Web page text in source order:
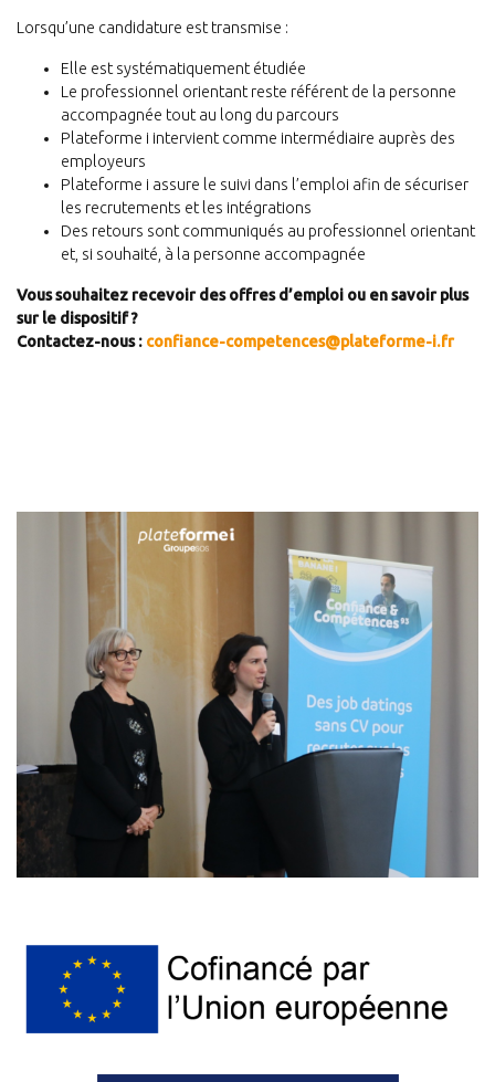
Lorsqu’une candidature est transmise :
Elle est systématiquement étudiée
Le professionnel orientant reste référent de la personne
accompagnée tout au long du parcours
Plateforme i intervient comme intermédiaire auprès des
employeurs
Plateforme i assure le suivi dans l’emploi afin de sécuriser
les recrutements et les intégrations
Des retours sont communiqués au professionnel orientant
et, si souhaité, à la personne accompagnée
Vous souhaitez recevoir des offres d’emploi ou en savoir plus
sur le dispositif ?
Contactez-nous : confiance-competences@plateforme-i.fr